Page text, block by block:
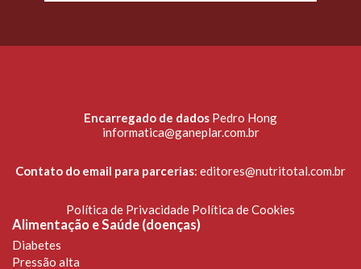
Encarregado de dados Pedro Hong
informatica@ganeplar.com.br
Contato do email para parcerias: editores@nutritotal.com.br
Política de Privacidade Política de Cookies
Alimentação e Saúde (doenças)
Diabetes
Pressão alta